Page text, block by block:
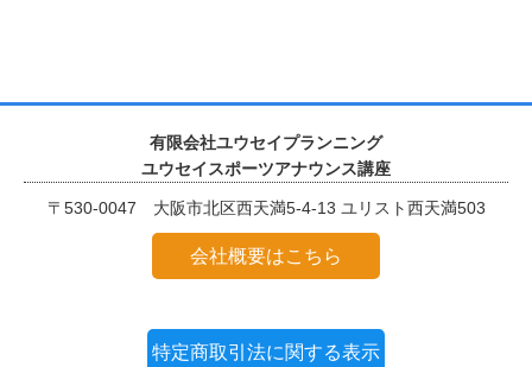
有限会社ユウセイプランニング
ユウセイスポーツアナウンス講座
〒530-0047 大阪市北区西天満5-4-13 ユリスト西天満503
会社概要はこちら
特定商取引法に関する表示